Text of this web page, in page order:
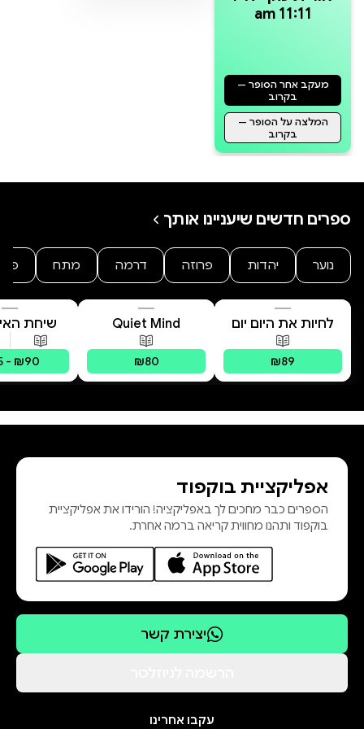
am 11:11
מעקב אחר הסופר —
בקרוב
המלצה על הסופר —
בקרוב
ספרים חדשים שיעניינו אותך
נוער יהדות פרוזה דרמה מתח
לחיות את היום יום
פורמטים זמינים: מודפס
₪89
Quiet Mind
פורמטים זמינים: מודפס
₪80
שיחת
המשפחה
מסע
IFS צ
- ₪90
אפליקציית בוקפוד
הספרים כבר מחכים לך באפליקציה! הורידו את אפליקציית
בוקפוד ותהנו מחווית קריאה ברמה אחרת.
יצירת קשר
עקבו אחרינו